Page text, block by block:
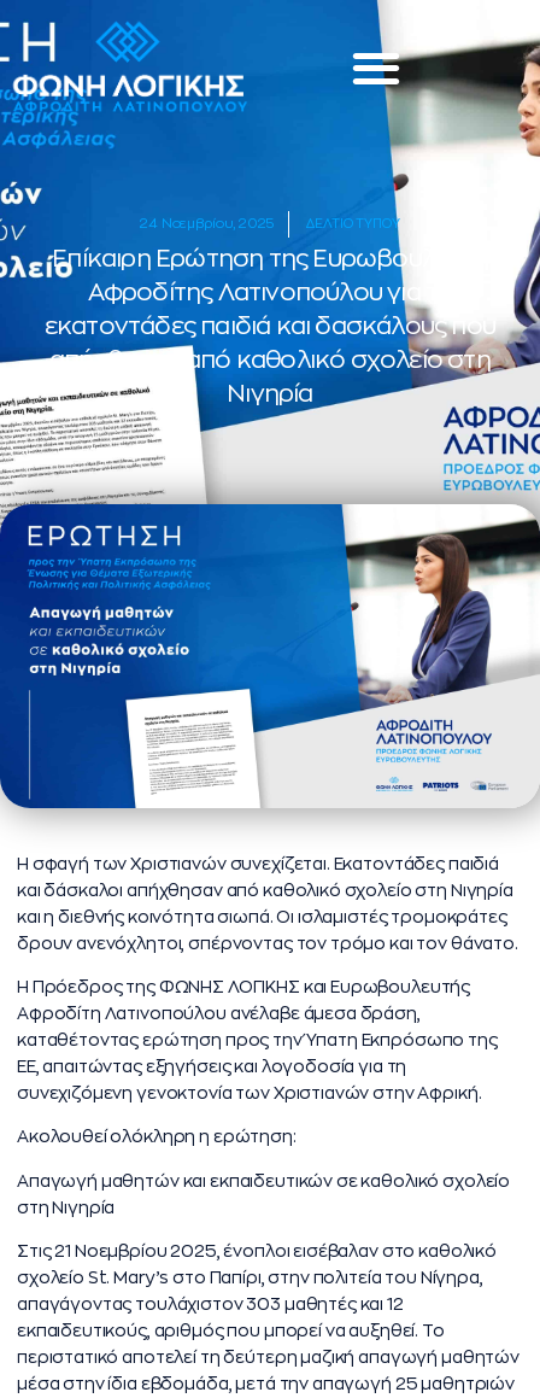
24 Νοεμβρίου, 2025 ΔΕΛΤΙΟ ΤΥΠΟΥ
Επίκαιρη Ερώτηση της Ευρωβουλευτή
Αφροδίτης Λατινοπούλου για τα
εκατοντάδες παιδιά και δασκάλους που
απήχθησαν από καθολικό σχολείο στη
Νιγηρία
Η σφαγή των Χριστιανών συνεχίζεται. Εκατοντάδες παιδιά
και δάσκαλοι απήχθησαν από καθολικό σχολείο στη Νιγηρία
και η διεθνής κοινότητα σιωπά. Οι ισλαμιστές τρομοκράτες
δρουν ανενόχλητοι, σπέρνοντας τον τρόμο και τον θάνατο.
Η Πρόεδρος της ΦΩΝΗΣ ΛΟΓΙΚΗΣ και Ευρωβουλευτής
Αφροδίτη Λατινοπούλου ανέλαβε άμεσα δράση,
καταθέτοντας ερώτηση προς την Ύπατη Εκπρόσωπο της
ΕΕ, απαιτώντας εξηγήσεις και λογοδοσία για τη
συνεχιζόμενη γενοκτονία των Χριστιανών στην Αφρική.
Ακολουθεί ολόκληρη η ερώτηση:
Απαγωγή μαθητών και εκπαιδευτικών σε καθολικό σχολείο
στη Νιγηρία
Στις 21 Νοεμβρίου 2025, ένοπλοι εισέβαλαν στο καθολικό
σχολείο St. Mary’s στο Παπίρι, στην πολιτεία του Νίγηρα,
απαγάγοντας τουλάχιστον 303 μαθητές και 12
εκπαιδευτικούς, αριθμός που μπορεί να αυξηθεί. Το
περιστατικό αποτελεί τη δεύτερη μαζική απαγωγή μαθητών
μέσα στην ίδια εβδομάδα, μετά την απαγωγή 25 μαθητριών